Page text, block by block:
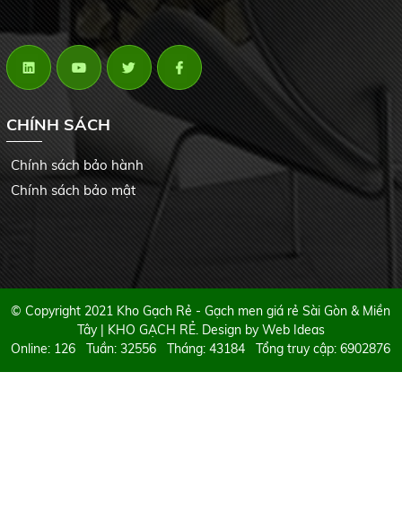
CHÍNH SÁCH
Chính sách bảo hành
Chính sách bảo mật
© Copyright 2021 Kho Gạch Rẻ - Gạch men giá rẻ Sài Gòn & Miền
Tây | KHO GẠCH RẺ. Design byWeb Ideas
Online: 126 Tuần: 32556 Tháng: 43184 Tổng truy cập: 6902876